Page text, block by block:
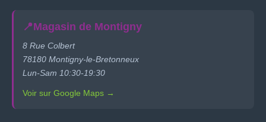
📍Magasin de Montigny
8 Rue Colbert
78180 Montigny-le-Bretonneux
Lun-Sam 10:30-19:30
Voir sur Google Maps →